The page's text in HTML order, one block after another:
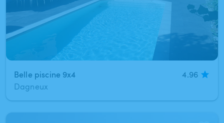
Belle piscine 9x4
4.96
Dagneux